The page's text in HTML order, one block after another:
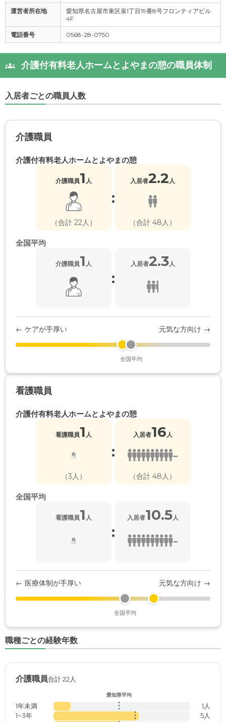
運営者所在地
愛知県名古屋市東区泉1丁目19番8号フロンティアビル
4F
電話番号 0568-28-0750
介護付有料老人ホームとよやまの憩の職員体制
入居者ごとの職員人数
介護職員
介護付有料老人ホームとよやまの憩
介護職員1 人
（合計 22人）
:
入居者2.2人
（合計 48人）
全国平均
介護職員1 人
:
入居者2.3人
← ケアが手厚い 元気な方向け →
全国平均
看護職員
介護付有料老人ホームとよやまの憩
看護職員1 人
（3人）
:
入居者16人
...
（合計 48人）
全国平均
看護職員1 人
:
入居者10.5人
...
← 医療体制が手厚い 元気な方向け →
全国平均
職種ごとの経験年数
介護職員合計 22人
愛知県平均
1年未満
1人
1~3年
5人